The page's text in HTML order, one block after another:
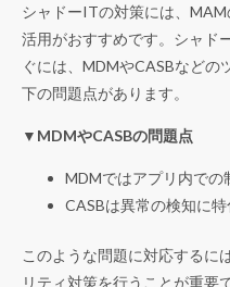
シャドーITの対策には、
活用がおすすめです。シャド
ぐには、MDMやCASBなどの
下の問題点があります。
▼MDMやCASBの問題点
MDMではアプリ内での
CASBは異常の検知に
このような問題に対応するに
リティ対策を行うことが重要